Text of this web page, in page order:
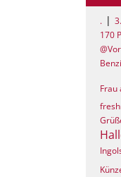
.
170
Frau